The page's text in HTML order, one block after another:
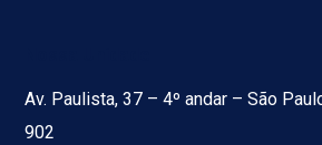
Av. Paulista, 37 – 4º andar – São
902